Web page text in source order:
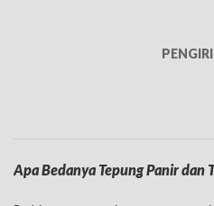
Apa Bedanya Tepung Panir dan